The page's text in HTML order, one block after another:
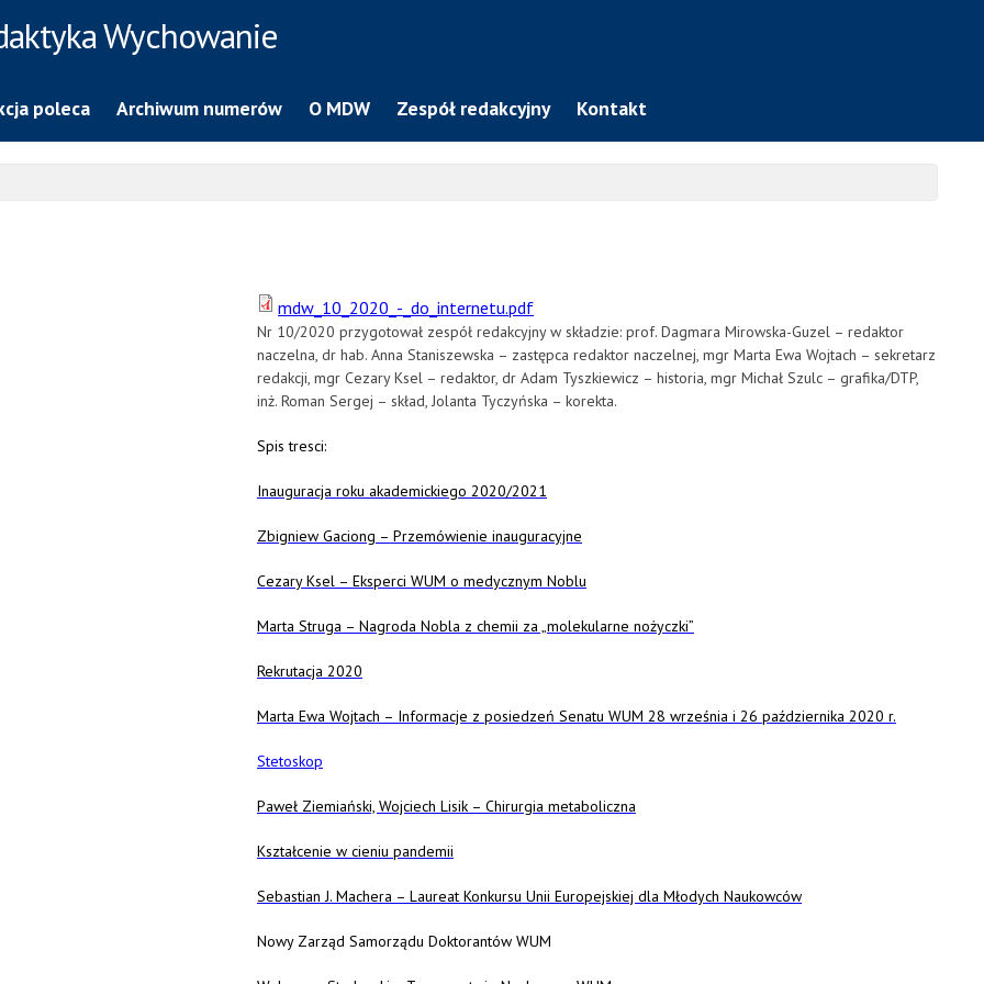
Wychowanie
poleca Archiwum numerów O MDW Zespół redakcyjny Kontakt
mdw_10_2020_-_do_internetu.pdf
Nr 10/2020 przygotował zespół redakcyjny w składzie: prof. Dagmara Mirowska-Guzel – redaktor
naczelna, dr hab. Anna Staniszewska – zastępca redaktor naczelnej, mgr Marta Ewa Wojtach – sekretarz
redakcji, mgr Cezary Ksel – redaktor, dr Adam Tyszkiewicz – historia, mgr Michał Szulc – grafika/DTP,
inż. Roman Sergej – skład, Jolanta Tyczyńska – korekta.
Spis tresci:
Inauguracja roku akademickiego 2020/2021
Zbigniew Gaciong – Przemówienie inauguracyjne
Cezary Ksel – Eksperci WUM o medycznym Noblu
Marta Struga – Nagroda Nobla z chemii za „molekularne nożyczki”
Rekrutacja 2020
Marta Ewa Wojtach – Informacje z posiedzeń Senatu WUM 28 września i 26 października 2020 r.
Stetoskop
Paweł Ziemiański, Wojciech Lisik – Chirurgia metaboliczna
Kształcenie w cieniu pandemii
Sebastian J. Machera – Laureat Konkursu Unii Europejskiej dla Młodych Naukowców
Nowy Zarząd Samorządu Doktorantów WUM